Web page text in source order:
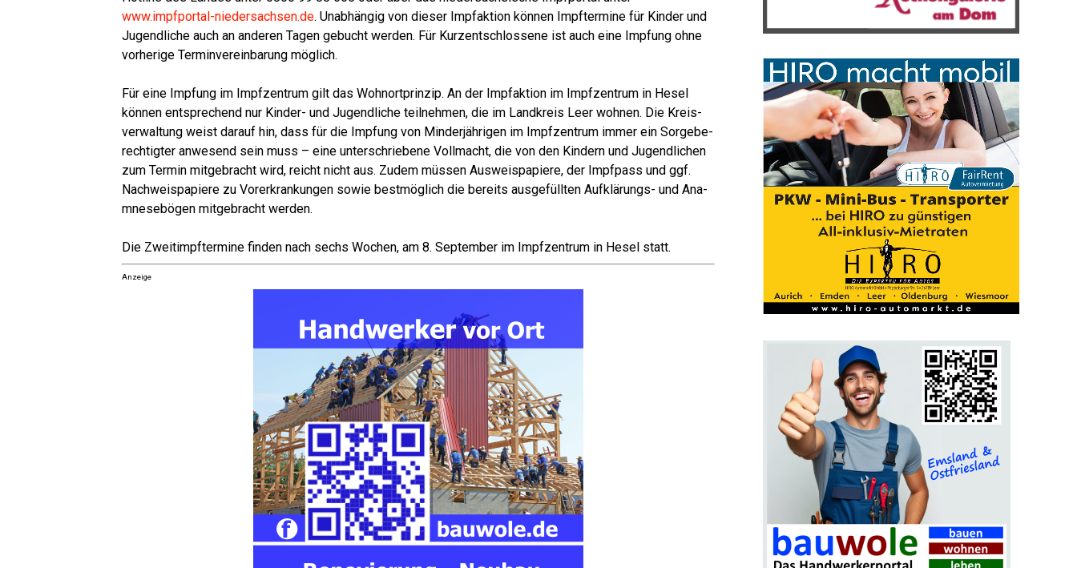
www.impfportal-niedersachsen.de. Unab­hän­gig von die­ser Impf­ak­ti­on kön­nen Impf­ter­mi­ne für Kin­der und
Jugend­li­che auch an ande­ren Tagen gebucht wer­den. Für Kurz­ent­schlos­se­ne ist auch eine Imp­fung ohne
vor­he­ri­ge Ter­min­ver­ein­ba­rung möglich.
Für eine Imp­fung im Impf­zen­trum gilt das Wohn­ort­prin­zip. An der Impf­ak­ti­on im Impf­zen­trum in Hesel
kön­nen ent­spre­chend nur Kin­der- und Jugend­li­che teil­neh­men, die im Land­kreis Leer woh­nen. Die Kreis­
ver­wal­tung weist dar­auf hin, dass für die Imp­fung von Min­der­jäh­ri­gen im Impf­zen­trum immer ein Sor­ge­be­
rech­tig­ter anwe­send sein muss – eine unter­schrie­be­ne Voll­macht, die von den Kin­dern und Jugend­li­chen
zum Ter­min mit­ge­bracht wird, reicht nicht aus. Zudem müs­sen Aus­weis­pa­pie­re, der Impf­pass und ggf.
Nach­weis­pa­pie­re zu Vor­er­kran­kun­gen sowie best­mög­lich die bereits aus­ge­füll­ten Auf­klä­rungs- und Ana­
mne­se­bö­gen mit­ge­bracht werden.
Die Zweit­impf­ter­mi­ne fin­den nach sechs Wochen, am 8. Sep­tem­ber im Impf­zen­trum in Hesel statt.
Anzeige